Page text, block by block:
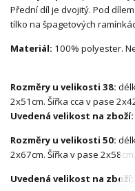
Přední díl je dvojitý. Pod
tílko na špagetových
Materiál: 100% polyester.
Rozměry u velikosti 38:
2x51cm. Šířka cca v pase
Uvedená velikost na zboží:
Rozměry u velikosti 50:
2x67cm. Šířka v pase 2x58cm.
Uvedená velikost na zboží: